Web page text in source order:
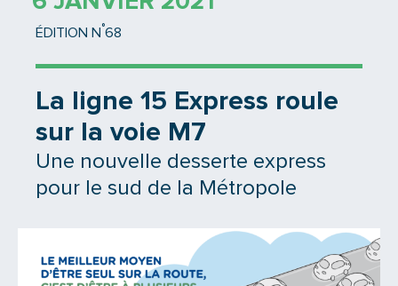
ÉDITION N °68
La ligne 15 Express roule
sur la voie M7
Une nouvelle desserte express
pour le sud de la Métropole